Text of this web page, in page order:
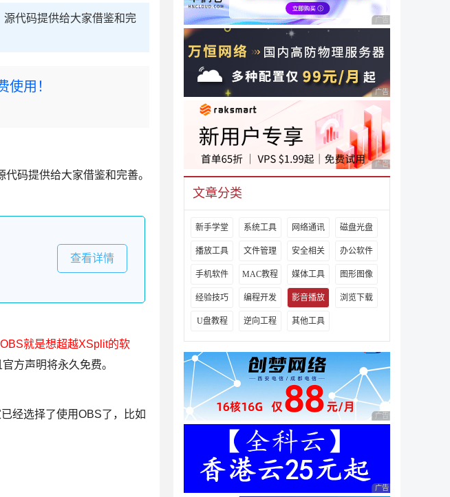
代码提供给大家借鉴和完
用！
码提供给大家借鉴和完善。
查看详情
OBS就是想超越XSplit的软
方声明将永久免费。
经选择了使用OBS了，比如
广告 商业广告，理性
广告 商业广告，理性
广告 商业广告，理性
文章分类
新手学堂 系统工具 网络通讯 磁盘光盘
播放工具 文件管理 安全相关 办公软件
手机软件 MAC教程 媒体工具 图形图像
经验技巧 编程开发 影音播放 浏览下载
U盘教程 逆向工程 其他工具
广告 商业广告，理性
广告 商业广告，理性